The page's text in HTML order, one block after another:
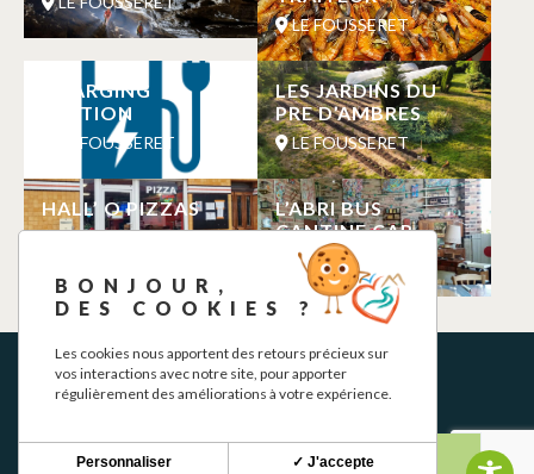
LE FOUSSERET
CHARGING
STATION
LE FOUSSERET
LES JARDINS DU
PRE D’AMBRES
LE FOUSSERET
HALL’ O PIZZAS
LE FOUSSERET
L’ABRI BUS
CANTINE CAR
LE FOUSSERET
BONJOUR,
DES COOKIES ?
Les cookies nous apportent des retours précieux sur
vos interactions avec notre site, pour apporter
régulièrement des améliorations à votre expérience.
✓ J'accepte
Personnaliser